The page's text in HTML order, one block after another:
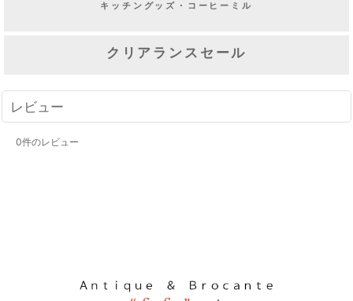
キッチングッズ・コーヒーミル
クリアランスセール
レビュー
0件のレビュー